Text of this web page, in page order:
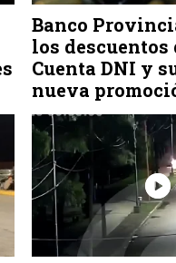
Banco
los descuentos
Cuenta DNI y
nueva